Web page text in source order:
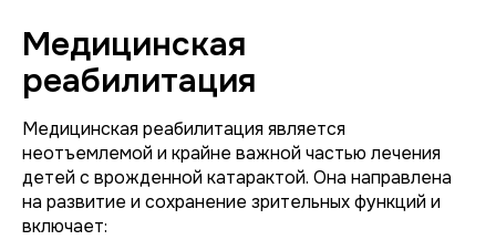
Медицинская
реабилитация
Медицинская реабилитация является
неотъемлемой и крайне важной частью лечения
детей с врожденной катарактой. Она направлена
на развитие и сохранение зрительных функций и
включает: